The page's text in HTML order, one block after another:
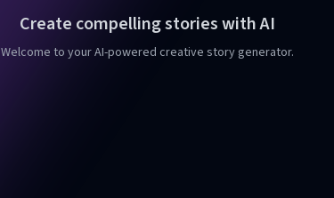
Create compelling stories with AI
Welcome to your AI-powered creative story generator.